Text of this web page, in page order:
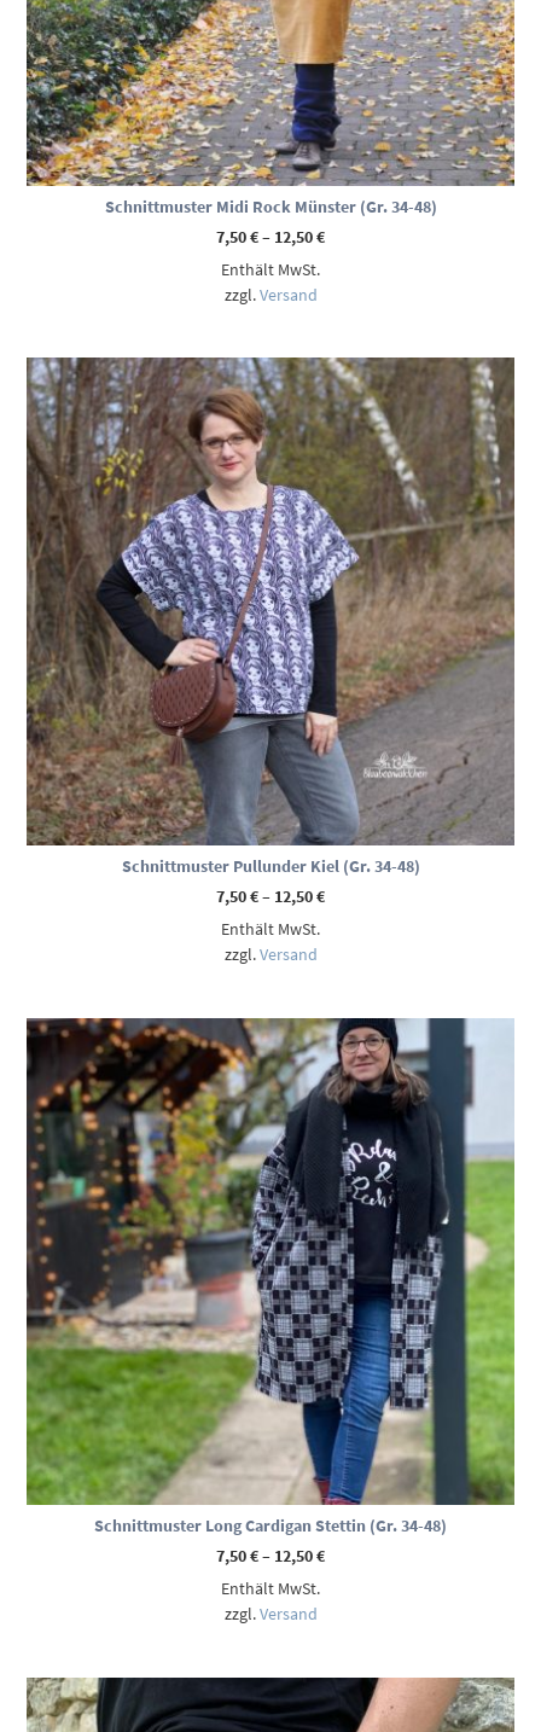
Schnittmuster Midi Rock Münster (Gr. 34-48)
7,50€– 12,50€Preisspanne:
Enthält MwSt.
zzgl.Versand
Schnittmuster Pullunder Kiel (Gr. 34-48)
7,50€– 12,50€Preisspanne:
Enthält MwSt.
zzgl.Versand
Schnittmuster Long Cardigan Stettin (Gr. 34-48)
7,50€– 12,50€Preisspanne:
Enthält MwSt.
zzgl.Versand